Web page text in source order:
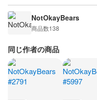
NotOkayBears
商品数138
同じ作者の商品